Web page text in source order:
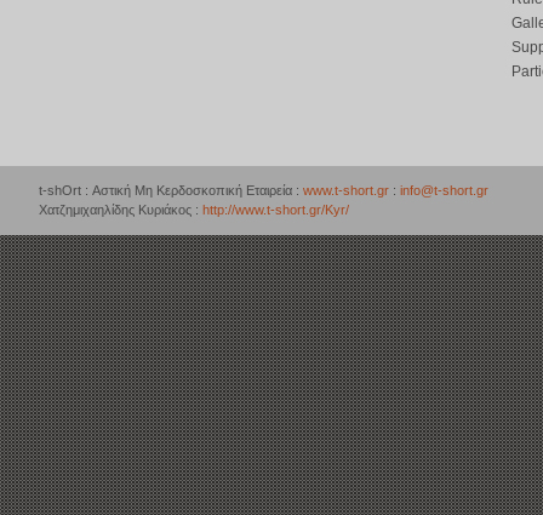
t-shOrt : Αστική Μη Κερδοσκοπική Εταιρεία : www.t-short.gr : info@t-short.gr
Χατζημιχαηλίδης Κυριάκος : http://www.t-short.gr/Kyr/